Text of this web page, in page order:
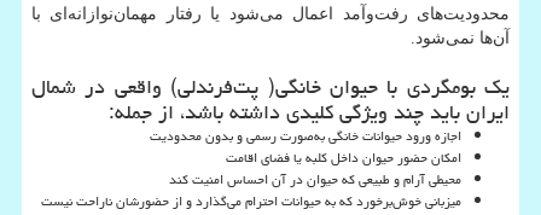
محدودیت‌های رفت‌وآمد اعمال می‌شود یا رفتار مهمان‌نوازانه‌ای با
آن‌ها نمی‌شود.
یک بومگردی با حیوان خانگی( پت‌فرندلی) واقعی در شمال
ایران باید چند ویژگی کلیدی داشته باشد، از جمله:
اجازه ورود حیوانات خانگی به‌صورت رسمی و بدون محدودیت
امکان حضور حیوان داخل کلبه یا فضای اقامت
محیطی آرام و طبیعی که حیوان در آن احساس امنیت کند
میزبانی خوش‌برخورد که به حیوانات احترام می‌گذارد و از حضورشان ناراحت نیست